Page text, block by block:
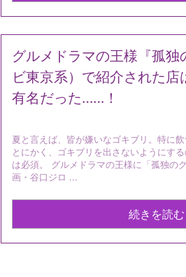
グルメドラマの王様『孤独
ビ東京系）で紹介された店
有名だった……！
夏と言えば、皆が嫌いなゴキブリ。特に飲
とにかく、ゴキブリを出さないようにす
は必須。 グルメドラマの王様に「孤独の
画・谷口ジロ ...
続きを読む